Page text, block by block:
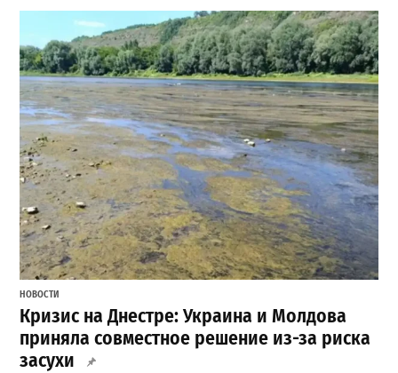
НОВОСТИ
Кризис на Днестре: Украина и Молдова
приняла совместное решение из-за риска
засухи